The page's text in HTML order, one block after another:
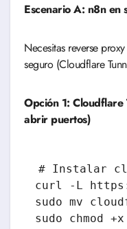
Escenario A: n8n en
Necesitas reverse
seguro (Cloudflare
Opción 1: Cloudflare
abrir puertos)
# Instalar
curl -L
sudo mv
sudo chmod